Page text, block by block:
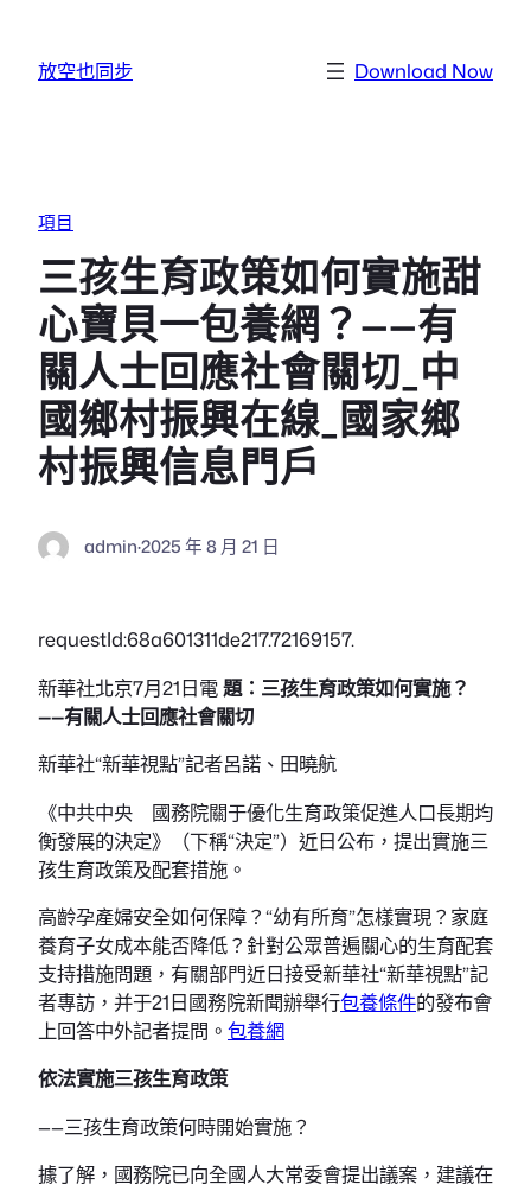
放空也同步 Download Now
項目
三孩生育政策如何實施甜
心寶貝一包養網？——有
關人士回應社會關切_中
國鄉村振興在線_國家鄉
村振興信息門戶
admin·2025 年 8 月 21 日
requestId:68a601311de217.72169157.
新華社北京7月21日電題：三孩生育政策如何實施？
——有關人士回應社會關切
新華社“新華視點”記者呂諾、田曉航
《中共中央 國務院關于優化生育政策促進人口長期均
衡發展的決定》（下稱“決定”）近日公布，提出實施三
孩生育政策及配套措施。
高齡孕產婦安全如何保障？“幼有所育”怎樣實現？家庭
養育子女成本能否降低？針對公眾普遍關心的生育配套
支持措施問題，有關部門近日接受新華社“新華視點”記
者專訪，并于21日國務院新聞辦舉行包養條件的發布會
上回答中外記者提問。 包養網
依法實施三孩生育政策
——三孩生育政策何時開始實施？
據了解，國務院已向全國人大常委會提出議案，建議在